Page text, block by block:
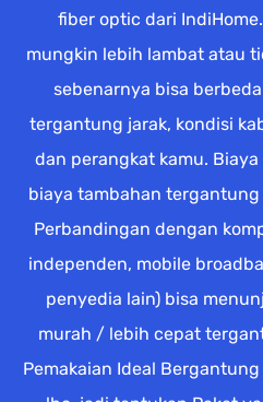
fiber optic dari
mungkin lebih lambat atau
sebenarnya bisa
tergantung jarak, kondisi
dan perangkat kamu.
biaya tambahan
Perbandingan dengan
independen, mobile
penyedia lain) bisa
murah / lebih cepat
Pemakaian Ideal